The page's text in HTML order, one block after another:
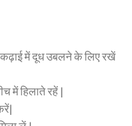
कढ़ाई में दूध उबलने के लिए रखें
में हिलाते रहें |